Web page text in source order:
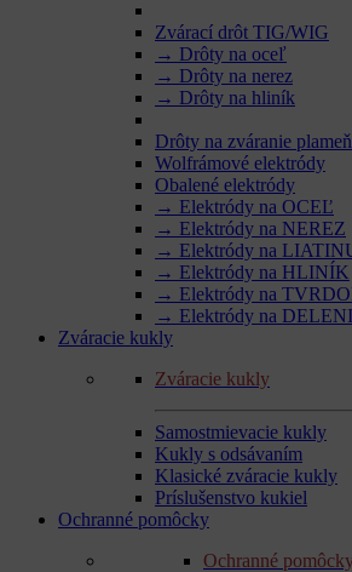
Zvárací drôt TIG/WIG
→ Drôty na oceľ
→ Drôty na nerez
→ Drôty na hliník
Drôty na zváranie
Wolfrámové elektródy
Obalené elektródy
→ Elektródy na OCEĽ
→ Elektródy na NEREZ
→ Elektródy na
→ Elektródy na HLINÍK
→ Elektródy na
→ Elektródy na
Zváracie kukly
Zváracie kukly
Samostmievacie kukly
Kukly s odsávaním
Klasické zváracie kukly
Príslušenstvo kukiel
Ochranné pomôcky
Ochranné